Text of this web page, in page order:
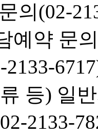
의(02-
예약 문
등) 일
2133-